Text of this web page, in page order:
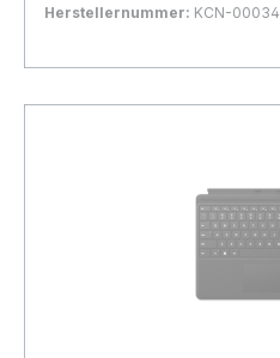
Herstellernummer: KCN-00034
In den Warenkorb